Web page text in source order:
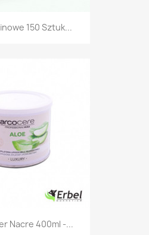
150 Sztuk...
Nacre 400ml -...